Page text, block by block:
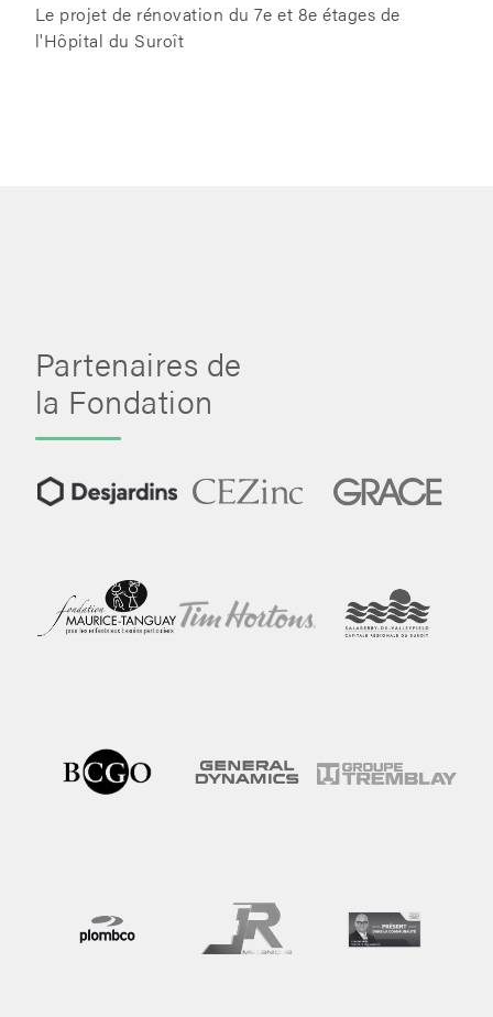
Le projet de rénovation du 7e et 8e étages de
l'Hôpital du Suroît
Partenaires de
la Fondation